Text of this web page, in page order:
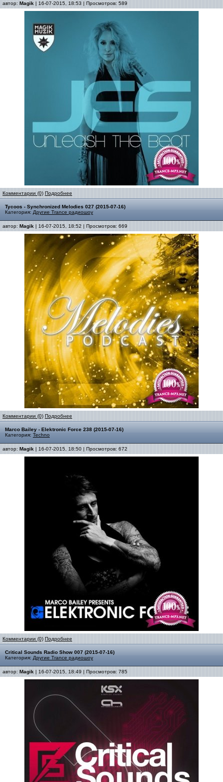
автор: Magik | 16-07-2015, 18:53 | Просмотров: 589
Комментарии (0) Подробнее
Tycoos - Synchronized Melodies 027 (2015-07-16)
Категория: Другие Trance радиошоу
автор: Magik | 16-07-2015, 18:52 | Просмотров: 669
Комментарии (0) Подробнее
Marco Bailey - Elektronic Force 238 (2015-07-16)
Категория: Techno
автор: Magik | 16-07-2015, 18:50 | Просмотров: 672
Комментарии (0) Подробнее
Critical Sounds Radio Show 007 (2015-07-16)
Категория: Другие Trance радиошоу
автор: Magik | 16-07-2015, 18:49 | Просмотров: 785